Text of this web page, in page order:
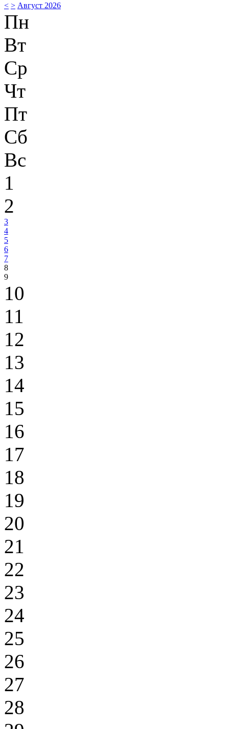
< > Август 2026
Пн
Вт
Ср
Чт
Пт
Сб
Вс
1
2
3
4
5
6
7
8
9
10
11
12
13
14
15
16
17
18
19
20
21
22
23
24
25
26
27
28